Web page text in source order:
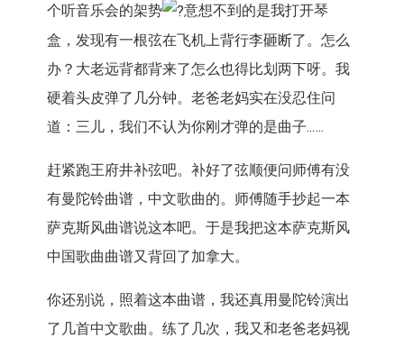
个听音乐会的架势
意想不到的是我打开琴
盒， 发现有一根弦在飞机上背行李砸断了。怎么
办？ 大老远背都背来了怎么也得比划两下呀。我
硬着头皮弹了几分钟。 老爸老妈实在没忍住问
道：三儿，我们不认为你刚才弹的是曲子..….
赶紧跑王府井补弦吧。补好了弦顺便问师傅有没
有曼陀铃曲谱， 中文歌曲的。师傅随手抄起一本
萨克斯风曲谱说这本吧。 于是我把这本萨克斯风
中国歌曲曲谱又背回了加拿大。
你还别说，照着这本曲谱，我还真用曼陀铃演出
了几首中文歌曲。 练了几次，我又和老爸老妈视